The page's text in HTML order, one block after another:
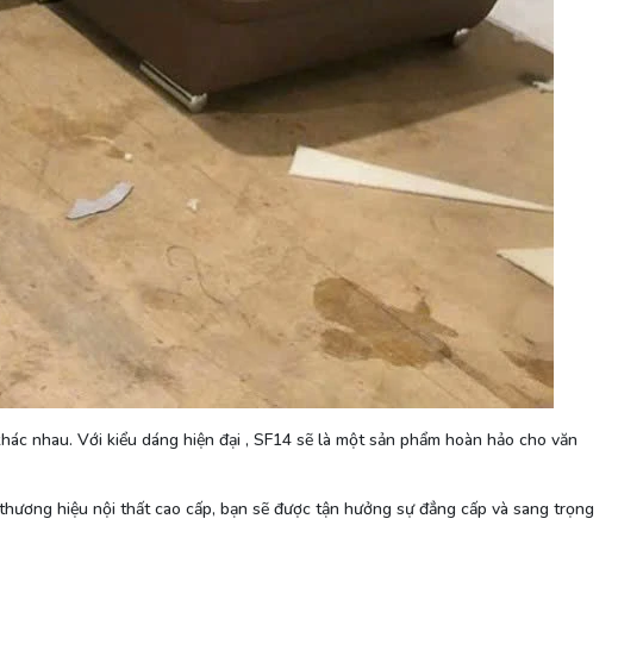
nhau. Với kiểu dáng hiện đại , SF14 sẽ là một sản phẩm hoàn hảo cho văn
hiệu nội thất cao cấp, bạn sẽ được tận hưởng sự đẳng cấp và sang trọng